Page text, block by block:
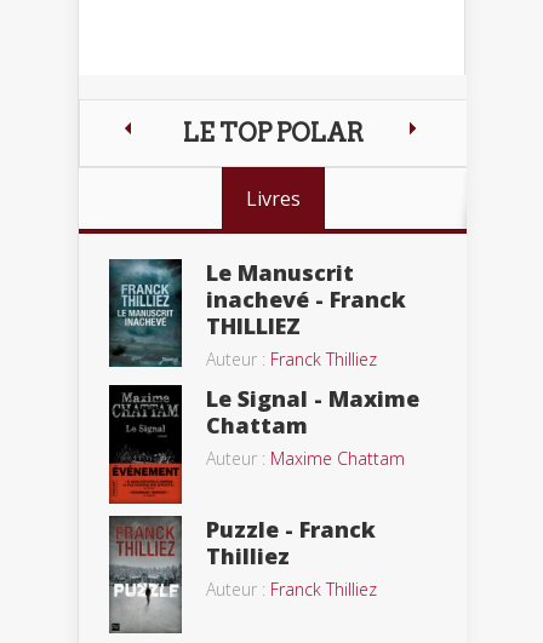
LE TOP POLAR
Livres
Le Manuscrit
inachevé - Franck
THILLIEZ
Auteur : Franck Thilliez
Le Signal - Maxime
Chattam
Auteur : Maxime Chattam
Puzzle - Franck
Thilliez
Auteur : Franck Thilliez